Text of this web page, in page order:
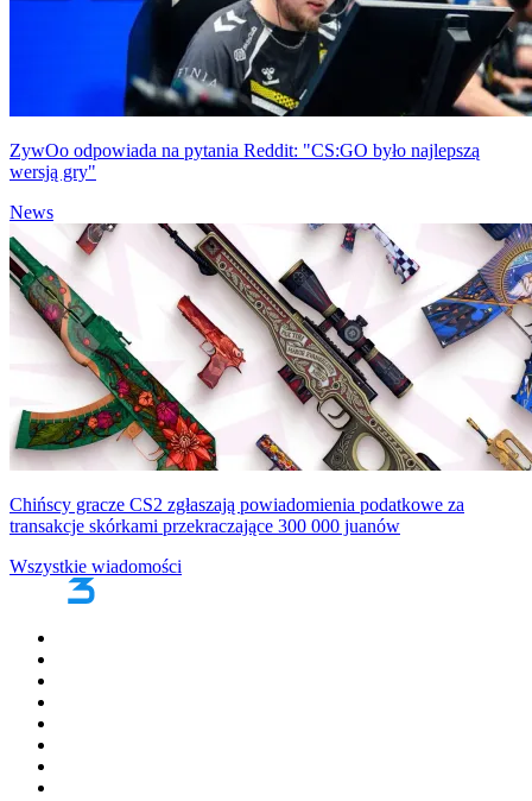
ZywOo odpowiada na pytania Reddit: "CS:GO było najlepszą
wersją gry"
News
Chińscy gracze CS2 zgłaszają powiadomienia podatkowe za
transakcje skórkami przekraczające 300 000 juanów
Wszystkie wiadomości